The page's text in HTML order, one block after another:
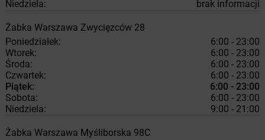
Niedziela: brak informacji
Żabka Warszawa Zwycięzców 28
Poniedziałek:
6:00 - 23:00
Wtorek:
6:00 - 23:00
Środa:
6:00 - 23:00
Czwartek:
6:00 - 23:00
Piątek:
6:00 - 23:00
Sobota:
6:00 - 23:00
Niedziela:
9:00 - 21:00
Żabka Warszawa Myśliborska 98C